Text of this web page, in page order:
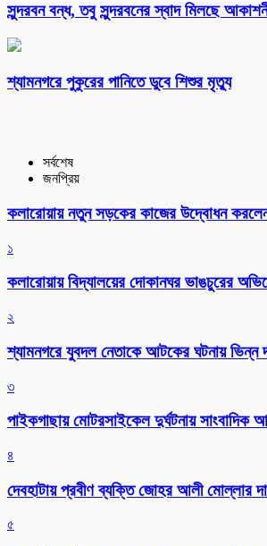
সুন্দরবন বন্ধ, তবু সুন্দরবনের স্বাদ মিলছে
শ্যামনগরে পুকুরের পানিতে ডুবে শিশুর মৃত্যু
সর্বশেষ
জনপ্রিয়
কলারোয়ায় নতুন সড়কের কাজের উদ্বোধন
১
কলারোয়ায় বিদ্যালয়ের দোকানঘর ভাঙচুরের
২
শ্যামনগরে যুবদল নেতাকে আটকের ঘটনায় ভিন্ন
৩
পাইকগাছায় মোটরসাইকেল দুর্ঘটনায় সাংবাদিক
৪
দেবহাটায় প্রবীণ ব্যক্তি জোহর আলী মোল্লার
৫